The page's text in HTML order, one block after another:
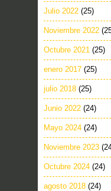
Julio 2022 (25)
Noviembre 2022
Octubre 2021 (25)
enero 2017 (25)
julio 2018 (25)
Junio 2022 (24)
Mayo 2024 (24)
Noviembre 2023
Octubre 2024 (24)
agosto 2018 (24)